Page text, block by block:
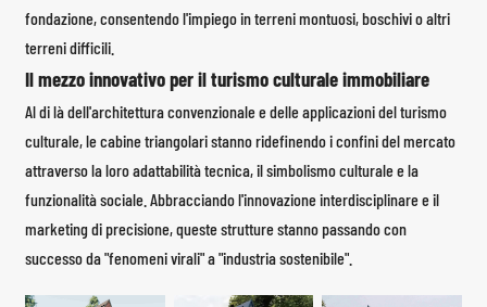
fondazione, consentendo l'impiego in terreni montuosi, boschivi o altri
terreni difficili.
Il mezzo innovativo per il turismo culturale immobiliare
Al di là dell'architettura convenzionale e delle applicazioni del turismo
culturale, le cabine triangolari stanno ridefinendo i confini del mercato
attraverso la loro adattabilità tecnica, il simbolismo culturale e la
funzionalità sociale. Abbracciando l'innovazione interdisciplinare e il
marketing di precisione, queste strutture stanno passando con
successo da "fenomeni virali" a "industria sostenibile".